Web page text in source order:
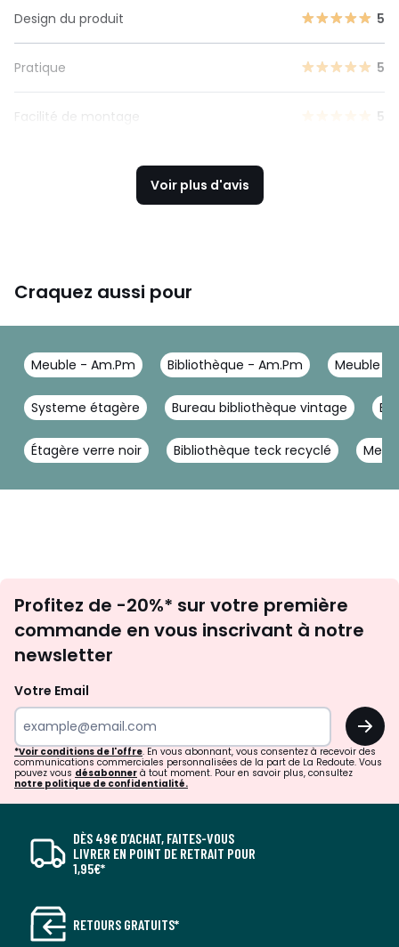
Design du produit
5
Pratique 5
Facilité de montage 5
Voir plus d'avis
Craquez aussi pour
Meuble - Am.Pm Bibliothèque - Am.Pm Meuble
Systeme étagère Bureau bibliothèque vintage
Étagère verre noir Bibliothèque teck recyclé
newsletter
Profitez de -20%* sur votre première
commande en vous inscrivant à notre
newsletter
Votre Email
OK
*Voir conditions de l'offre. En vous abonnant, vous consentez à recevoir des
communications commerciales personnalisées de la part de La Redoute. Vous
pouvez vous désabonner à tout moment. Pour en savoir plus, consultez
notre politique de confidentialité.
DÈS 49€ D’ACHAT, FAITES-VOUS
LIVRER EN POINT DE RETRAIT POUR
1,95€*
RETOURS GRATUITS*